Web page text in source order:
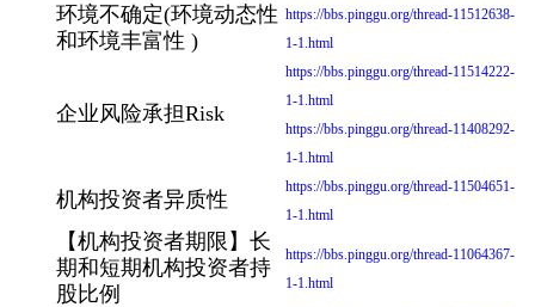
环境不确定(环境动态性
和环境丰富性 )
https://bbs.pinggu.org/thread-11512638-
1-1.html
企业风险承担Risk
https://bbs.pinggu.org/thread-11514222-
1-1.html
https://bbs.pinggu.org/thread-11408292-
1-1.html
机构投资者异质性
https://bbs.pinggu.org/thread-11504651-
1-1.html
【机构投资者期限】长
期和短期机构投资者持
股比例
https://bbs.pinggu.org/thread-11064367-
1-1.html